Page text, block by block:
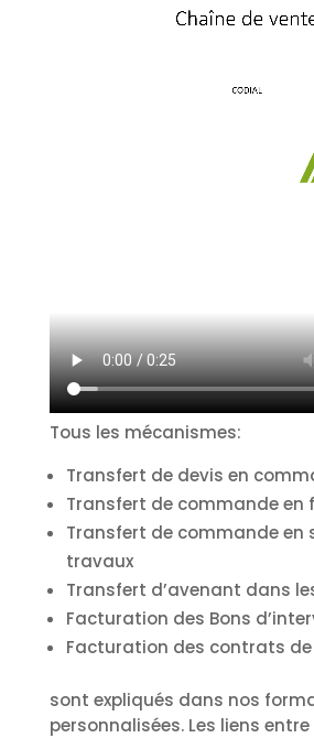
Tous les mécanismes:
Transfert de devis en
Transfert de commande en
Transfert de commande en
travaux
Transfert d’avenant dans
Facturation des Bons
Facturation des contrats de
sont expliqués dans nos
personnalisées. Les liens